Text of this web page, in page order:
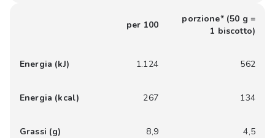
per 100
porzione* (50 g =
1 biscotto)
Energia (kJ) 1.124 562
Energia (kcal) 267 134
Grassi (g) 8,9 4,5